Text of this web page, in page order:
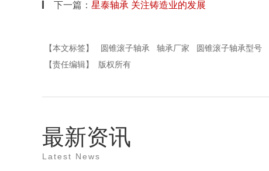
下一篇： 星泰轴承 关注铸造业的发展
【本文标签】 圆锥滚子轴承 轴承厂家 圆锥滚子轴承型号
【责任编辑】
版权所有
最新资讯
Latest News